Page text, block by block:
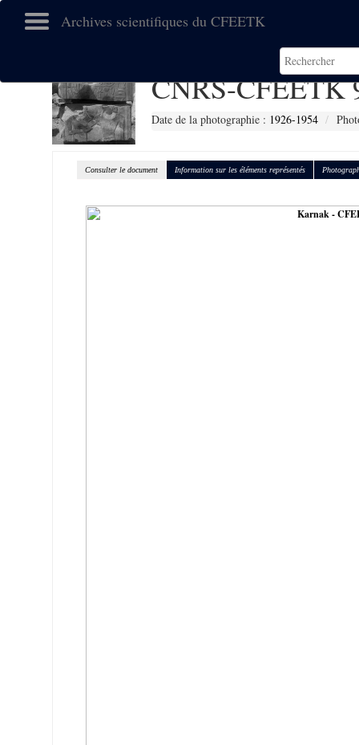
Archives scientifiques du CFEETK
CNRS-CFEETK
Date de la photographie : 1926-1954
Consulter le document Information sur les éléments représentés